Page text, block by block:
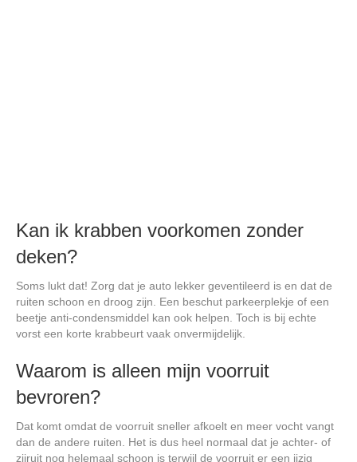
Kan ik krabben voorkomen zonder
deken?
Soms lukt dat! Zorg dat je auto lekker geventileerd is en dat de
ruiten schoon en droog zijn. Een beschut parkeerplekje of een
beetje anti-condensmiddel kan ook helpen. Toch is bij echte
vorst een korte krabbeurt vaak onvermijdelijk.
Waarom is alleen mijn voorruit
bevroren?
Dat komt omdat de voorruit sneller afkoelt en meer vocht vangt
dan de andere ruiten. Het is dus heel normaal dat je achter- of
zijruit nog helemaal schoon is terwijl de voorruit er een ijzig